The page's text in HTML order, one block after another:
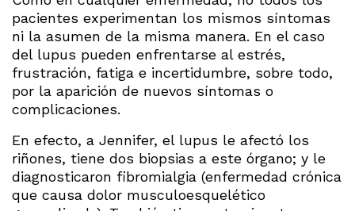
pacientes experimentan los mismos síntomas
ni la asumen de la misma manera. En el caso
del lupus pueden enfrentarse al estrés,
frustración, fatiga e incertidumbre, sobre todo,
por la aparición de nuevos síntomas o
complicaciones.
En efecto, a Jennifer, el lupus le afectó los
riñones, tiene dos biopsias a este órgano; y le
diagnosticaron fibromialgia (enfermedad crónica
que causa dolor musculoesquelético